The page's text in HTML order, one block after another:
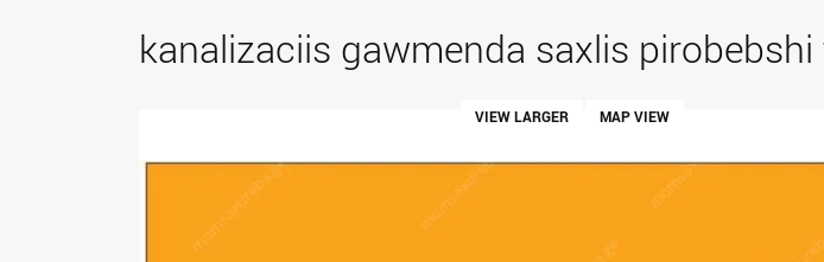
kanalizaciis gawmenda saxlis
VIEW LARGER MAP VIEW